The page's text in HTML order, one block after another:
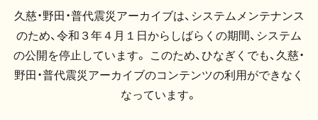
久慈・野田・普代震災アーカイブは、システムメンテナンス
のため、令和３年４月１日からしばらくの期間、システム
の公開を停止しています。 このため、ひなぎくでも、久慈・
野田・普代震災アーカイブのコンテンツの利用ができなく
なっています。